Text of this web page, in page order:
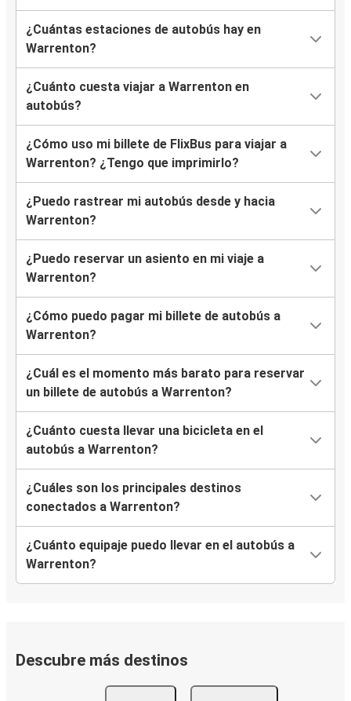
¿Cuántas estaciones de autobús hay en
Warrenton?
¿Cuánto cuesta viajar a Warrenton en
autobús?
¿Cómo uso mi billete de FlixBus para viajar a
Warrenton? ¿Tengo que imprimirlo?
¿Puedo rastrear mi autobús desde y hacia
Warrenton?
¿Puedo reservar un asiento en mi viaje a
Warrenton?
¿Cómo puedo pagar mi billete de autobús a
Warrenton?
¿Cuál es el momento más barato para reservar
un billete de autobús a Warrenton?
¿Cuánto cuesta llevar una bicicleta en el
autobús a Warrenton?
¿Cuáles son los principales destinos
conectados a Warrenton?
¿Cuánto equipaje puedo llevar en el autobús a
Warrenton?
Descubre más destinos